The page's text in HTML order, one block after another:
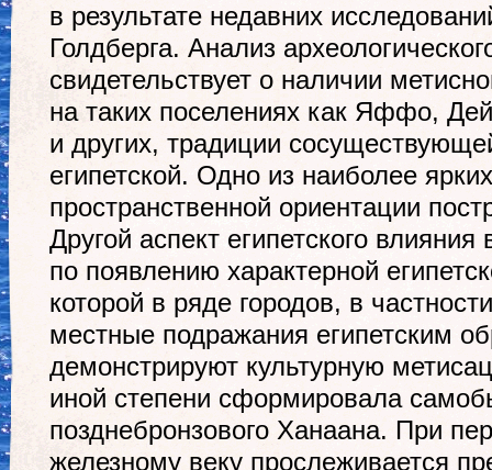
в результате недавних
Голдберга. Анализ
свидетельствует о наличии
на таких поселениях как Яффо,
и других, традиции
египетской. Одно из наиболее
пространственной ориентации
Другой аспект египетского
по появлению характерной
которой в ряде городов, в
местные подражания египетским
демонстрируют культурную
иной степени сформировала
позднебронзового Ханаана. При
железному веку прослеживается